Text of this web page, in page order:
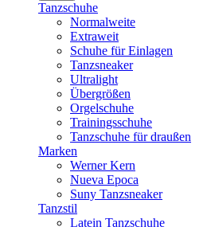
Tanzschuhe
Normalweite
Extraweit
Schuhe für Einlagen
Tanzsneaker
Ultralight
Übergrößen
Orgelschuhe
Trainingsschuhe
Tanzschuhe für draußen
Marken
Werner Kern
Nueva Epoca
Suny Tanzsneaker
Tanzstil
Latein Tanzschuhe